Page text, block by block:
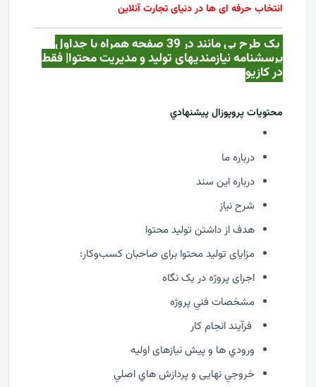
انتخاب حرفه ای ها در دنیای تجارت آنلاین
یک طرح بی مانند در 39 صفحه همراه با جداول
پرسشنامه نیازمندیهای تولید و مدیریت محتوا| فقط
در کازيو
محتويات پروپوزال پيشنهادي
درباره ما
درباره این سند
شرح نیاز
هدف از داشتن تولید محتوا
مزایای تولید محتوا برای صاحبان کسب‌وکار:
اجرای پروژه در یک نگاه
مشخصات فني پروژه
فرآيند انجام کار
ورودي ها و پیش نیازهای اولیه
خروجي نهایی و پردازش هاي اصلي